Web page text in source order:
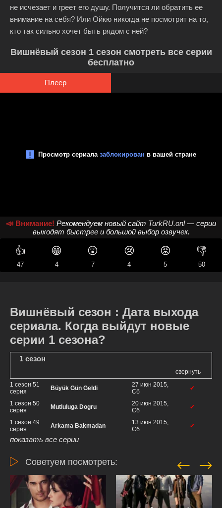
не исчезает и греет его душу. Получится ли обратить ее
внимание на себя? Или Ойкю никогда не посмотрит на то,
кто так сильно хочет быть рядом с ней?
Вишнёвый сезон 1 сезон смотреть все серии
бесплатно
Плеер
📣 Внимание! Рекомендуем новый сайт TurkRU.onl— серии
выходят быстрее и большой выбор озвучек.
👍
47
😁
4
😲
7
😢
4
😡
5
👎
50
Вишнёвый сезон : Дата выхода
сериала. Когда выйдут новые
серии 1 сезона?
1 сезон
свернуть
1 сезон 51
серия
Büyük Gün Geldi
27 июн 2015,
Сб
✔
1 сезон 50
серия
Mutluluga Dogru
20 июн 2015,
Сб
✔
1 сезон 49
серия
Arkama Bakmadan
13 июн 2015,
Сб
✔
показать все серии
Советуем посмотреть: